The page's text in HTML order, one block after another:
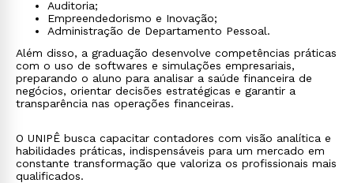
Auditoria;
Empreendedorismo e Inovação;
Administração de Departamento Pessoal.
Além disso, a graduação desenvolve competências práticas
com o uso de softwares e simulações empresariais,
preparando o aluno para analisar a saúde financeira de
negócios, orientar decisões estratégicas e garantir a
transparência nas operações financeiras.
O UNIPÊ busca capacitar contadores com visão analítica e
habilidades práticas, indispensáveis para um mercado em
constante transformação que valoriza os profissionais mais
qualificados.